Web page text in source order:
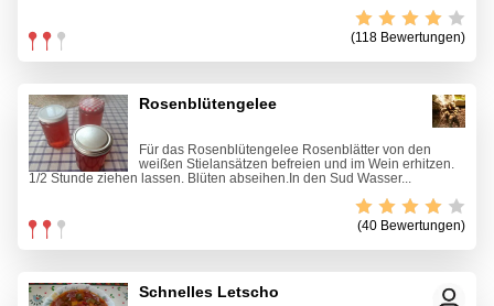
(118 Bewertungen)
Rosenblütengelee
Für das Rosenblütengelee Rosenblätter von den
weißen Stielansätzen befreien und im Wein erhitzen.
1/2 Stunde ziehen lassen. Blüten abseihen.In den Sud Wasser...
(40 Bewertungen)
Schnelles Letscho